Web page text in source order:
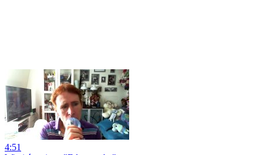
4:51